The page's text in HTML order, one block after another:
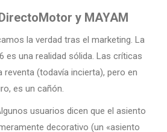
y MAYAM
la verdad tras el marketing. La
es una realidad sólida. Las críticas
reventa (todavía incierta), pero en
es un cañón.
usuarios dicen que el asiento
decorativo (un «asiento